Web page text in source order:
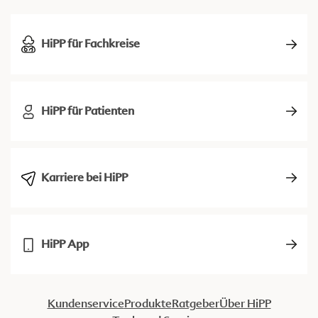
HiPP für Fachkreise
HiPP für Patienten
Karriere bei HiPP
HiPP App
KundenserviceProdukteRatgeberÜber HiPP